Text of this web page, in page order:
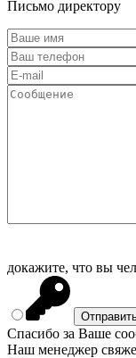
Письмо директору
докажите, что вы
Спасибо за Ваше
Наш менеджер